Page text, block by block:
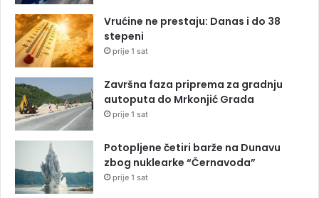
Vrućine ne prestaju: Danas i do 38
stepeni
prije 1 sat
Završna faza priprema za gradnju
autoputa do Mrkonjić Grada
prije 1 sat
Potopljene četiri barže na Dunavu
zbog nuklearke “Černavoda”
prije 1 sat